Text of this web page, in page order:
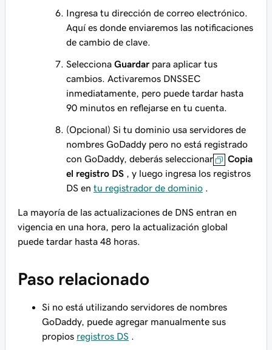
Ingresa tu dirección de correo electrónico.
Aquí es donde enviaremos las notificaciones
de cambio de clave.
Selecciona Guardar para aplicar tus
cambios. Activaremos DNSSEC
inmediatamente, pero puede tardar hasta
90 minutos en reflejarse en tu cuenta.
(Opcional) Si tu dominio usa servidores de
nombres GoDaddy pero no está registrado
con GoDaddy, deberás seleccionar
Copia
el registro DS , y luego ingresa los registros
DS en tu registrador de dominio
La mayoría de las actualizaciones de DNS entran en
vigencia en una hora, pero la actualización global
puede tardar hasta 48 horas.
Paso relacionado
Si no está utilizando servidores de nombres
GoDaddy, puede agregar manualmente sus
propios registros DS